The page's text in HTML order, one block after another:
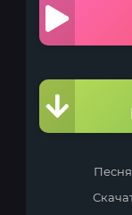
Песня